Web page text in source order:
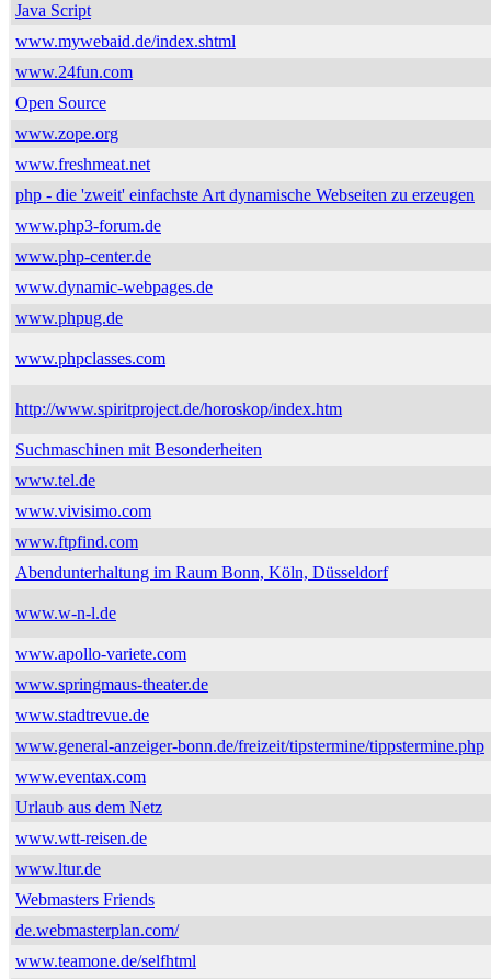
Java Script
www.mywebaid.de/index.shtml
www.24fun.com
Open Source
www.zope.org
www.freshmeat.net
php - die 'zweit' einfachste Art dynamische Webseiten zu erzeugen
www.php3-forum.de
www.php-center.de
www.dynamic-webpages.de
www.phpug.de
www.phpclasses.com
http://www.spiritproject.de/horoskop/index.htm
Suchmaschinen mit Besonderheiten
www.tel.de
www.vivisimo.com
www.ftpfind.com
Abendunterhaltung im Raum Bonn, Köln, Düsseldorf
www.w-n-l.de
www.apollo-variete.com
www.springmaus-theater.de
www.stadtrevue.de
www.general-anzeiger-bonn.de/freizeit/tipstermine/tippstermine.php
www.eventax.com
Urlaub aus dem Netz
www.wtt-reisen.de
www.ltur.de
Webmasters Friends
de.webmasterplan.com/
www.teamone.de/selfhtml